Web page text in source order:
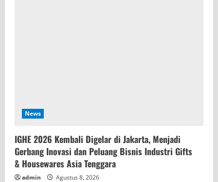
News
IGHE 2026 Kembali Digelar di Jakarta, Menjadi
Gerbang Inovasi dan Peluang Bisnis Industri Gifts
& Housewares Asia Tenggara
admin Agustus 8, 2026